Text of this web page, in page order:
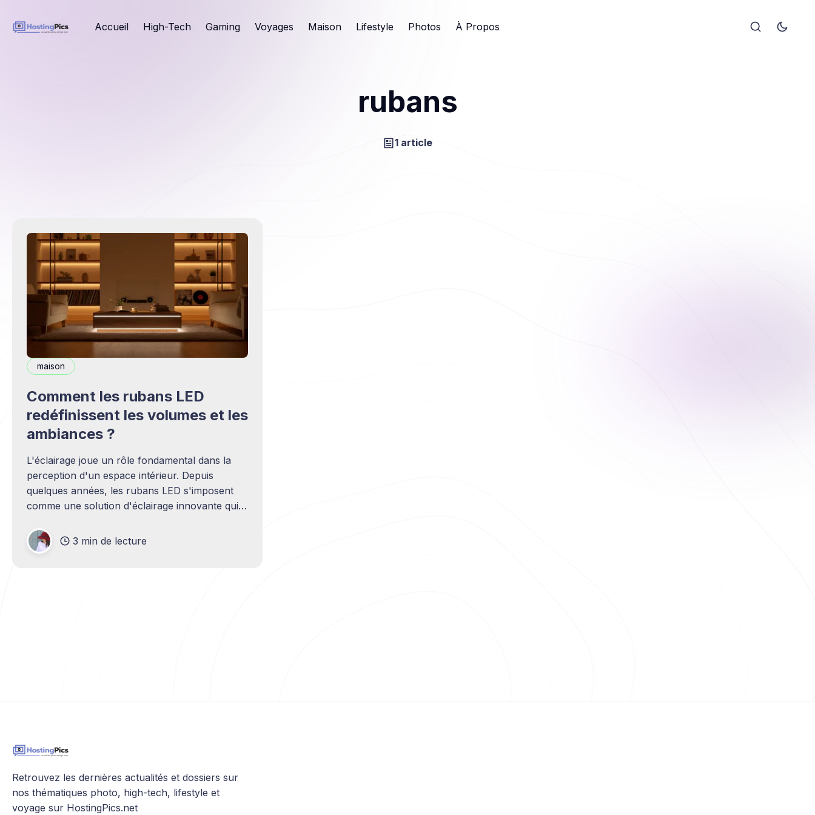
Accueil High-Tech Gaming Voyages Maison Lifestyle Photos À Propos
rubans
1 article
maison
Comment les rubans LED
redéfinissent les volumes et les
ambiances ?
L'éclairage joue un rôle fondamental dans la
perception d'un espace intérieur. Depuis
quelques années, les rubans LED s'imposent
comme une solution d'éclairage innovante qui
concevoir la lumière dans nos habitations.
Discrets, flexibles et économiques, ils offrent
3 min de lecture
Retrouvez les dernières actualités et dossiers sur
nos thématiques photo, high-tech, lifestyle et
voyage sur HostingPics.net